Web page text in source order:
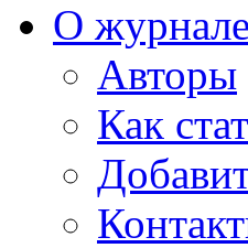
О журнале
Авторы
Как